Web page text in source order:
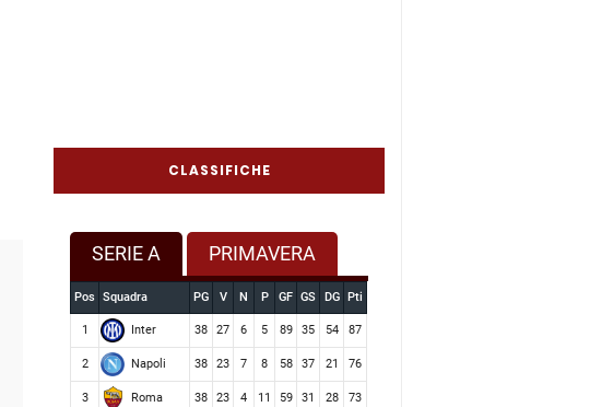
CLASSIFICHE
SERIE A PRIMAVERA
Pos Squadra PG V N P GF GS DG Pti
1 Inter 38 27 6 5 89 35 54 87
2 Napoli 38 23 7 8 58 37 21 76
3 Roma 38 23 4 11 59 31 28 73